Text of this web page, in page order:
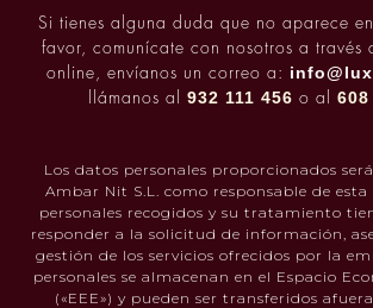
Si tienes alguna duda que no aparece
favor, comunícate con nosotros a través
online, envíanos un correo a:
llámanos al 932 111 456 o al 608
Los datos personales proporcionados
Ambar Nit S.L. como responsable de esta
personales recogidos y su tratamiento
responder a la solicitud de información,
gestión de los servicios ofrecidos por la
personales se almacenan en el Espacio
(«EEE») y pueden ser transferidos